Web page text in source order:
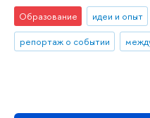
Образование идеи и опыт
репортаж о событии